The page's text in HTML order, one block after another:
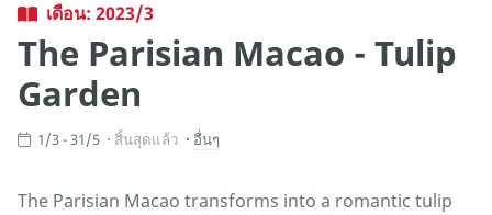
เดือน: 2023/3
The Parisian Macao - Tulip
Garden
1/3 - 31/5 สิ้นสุดแล้ว อื่นๆ
The Parisian Macao transforms into a romantic tulip